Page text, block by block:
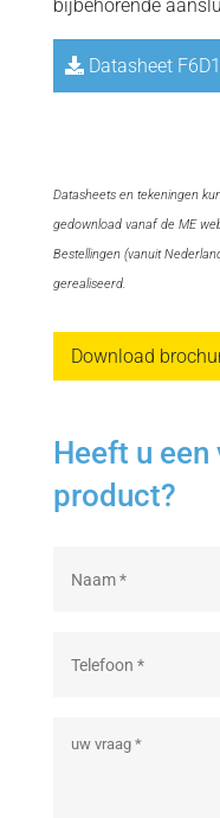
bijbehorende
Datasheet
Datasheets en tekeningen
gedownload vanaf de ME
Bestellingen (vanuit
gerealiseerd.
Download
Heeft u
product?